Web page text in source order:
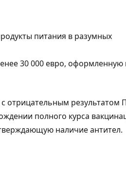
питания в разумных
30 000 евро, оформленную
отрицательным результатом
полного курса
наличие антител.